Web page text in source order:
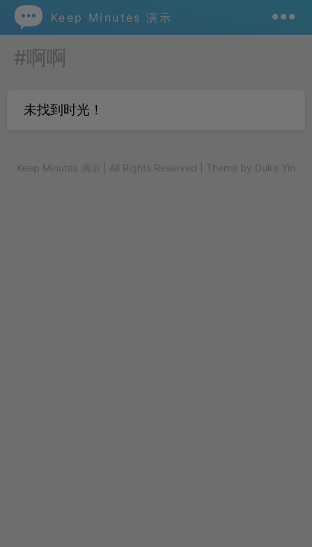
 Keep Minutes 演示
#啊啊
未找到时光！
Keep Minutes 演示 | All Rights Reserved | Theme by Duke Yin